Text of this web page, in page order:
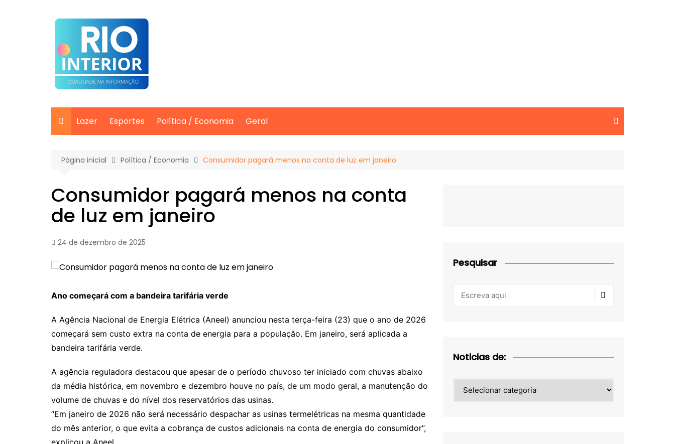
Lazer Esportes Política / Economia Geral
Página inicial Política / Economia Consumidor pagará menos na conta de luz em janeiro
Consumidor pagará menos na conta
de luz em janeiro
24 de dezembro de 2025
Ano começará com a bandeira tarifária verde
A Agência Nacional de Energia Elétrica (Aneel) anunciou nesta terça-feira (23) que o ano de 2026
começará sem custo extra na conta de energia para a população. Em janeiro, será aplicada a
bandeira tarifária verde.
A agência reguladora destacou que apesar de o período chuvoso ter iniciado com chuvas abaixo
da média histórica, em novembro e dezembro houve no país, de um modo geral, a manutenção do
volume de chuvas e do nível dos reservatórios das usinas.
“Em janeiro de 2026 não será necessário despachar as usinas termelétricas na mesma quantidade
do mês anterior, o que evita a cobrança de custos adicionais na conta de energia do consumidor”,
Pesquisar
Noticias de:
de: